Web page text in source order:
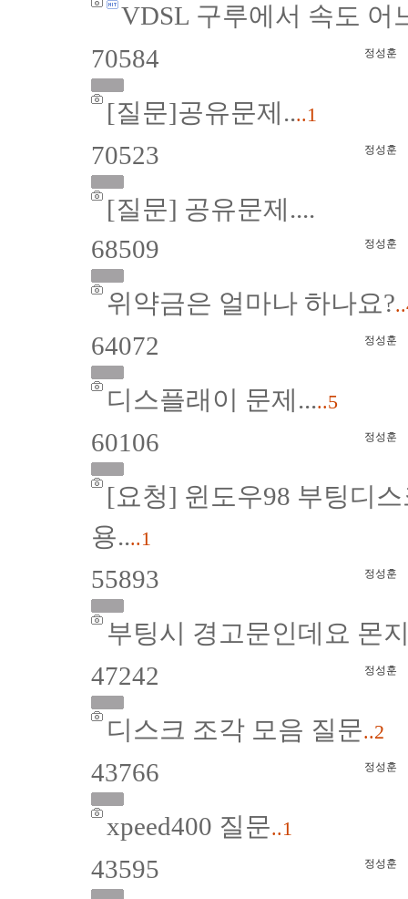
VDSL 구루에서 속도 어
70584
[질문]공유문제....1
정성훈
70523
[질문] 공유문제....
정성훈
68509
위약금은 얼마나 하나요?
정성훈
64072
디스플래이 문제.....5
정성훈
60106
[요청] 윈도우98 부팅디
용....1
정성훈
55893
부팅시 경고문인데요 몬
정성훈
47242
디스크 조각 모음 질문..2
정성훈
43766
xpeed400 질문..1
정성훈
43595
정성훈